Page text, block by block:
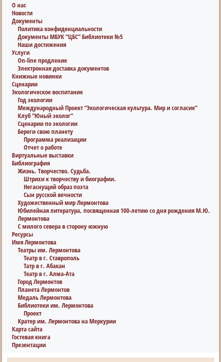
О нас
Новости
Документы
Политика конфиденциальности
Документы МБУК “ЦБС” Библиотеки №5
Наши достижения
Услуги
On-line продление
Электронная доставка документов
Книжные новинки
Сценарии
Экологическое воспитание
Год экологии
Международный Проект “Экологическая культура. Мир и согласие”
Клуб “Юный эколог”
Сценарии по экологии
Береги свою планету
Программа реализации
Отчет о работе
Виртуальные выставки
Библиография
Жизнь. Творчество. Судьба.
Штрихи к творчеству и биографии.
Негаснущий образ поэта
Сын русской вечности
Художественный мир Лермонтова
Юбилейная литература, посвященная 100-летию со дня рождения М.Ю.
Лермонтова
С милого севера в сторону южную
Ресурсы
Имя Лермонтова
Театры им. Лермонтова
Театр в г. Ставрополь
Татр в г. Абакан
Театр в г. Алма-Ата
Город Лермонтов
Планета Лермонтов
Медаль Лермонтова
Библиотеки им. Лермонтова
Проект
Кратер им. Лермонтова на Меркурии
Карта сайта
Гостевая книга
Презентации